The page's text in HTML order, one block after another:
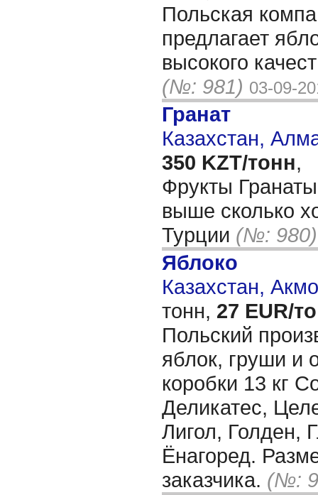
Польская
предлагает
высокого
(№: 981) 03-09-
Гранат
Казахстан,
350 KZT/тонн,
Фрукты
выше сколько
Турции (№: 980)
Яблоко
Казахстан,
тонн, 27 EUR/
Польский
яблок, груши и
коробки 13 кг
Деликатес,
Лигол, Голден,
Ёнагоред.
заказчика. (№: